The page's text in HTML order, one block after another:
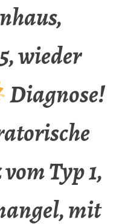
wieder
Diagnose!
Typ 1,
mit